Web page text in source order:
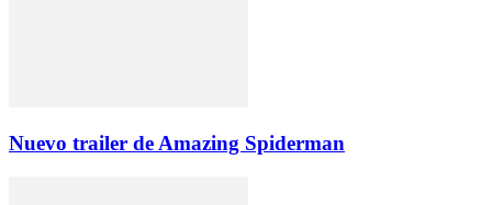
Nuevo trailer de Amazing Spiderman